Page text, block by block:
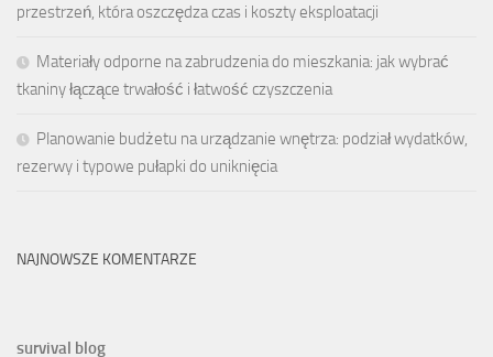
przestrzeń, która oszczędza czas i koszty eksploatacji
Materiały odporne na zabrudzenia do mieszkania: jak wybrać
tkaniny łączące trwałość i łatwość czyszczenia
Planowanie budżetu na urządzanie wnętrza: podział wydatków,
rezerwy i typowe pułapki do uniknięcia
NAJNOWSZE KOMENTARZE
survival blog